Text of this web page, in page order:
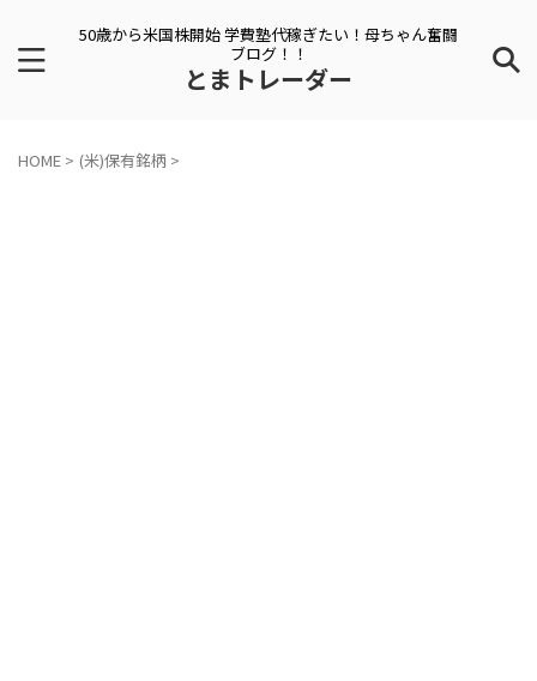
50歳から米国株開始 学費塾代稼ぎたい！母ちゃん奮闘
ブログ！！
とまトレーダー
HOME > (米)保有銘柄 >